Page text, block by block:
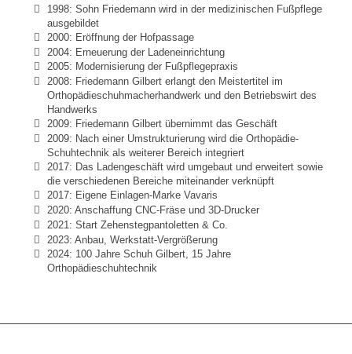
1998: Sohn Friedemann wird in der medizinischen Fußpflege
ausgebildet
2000: Eröffnung der Hofpassage
2004: Erneuerung der Ladeneinrichtung
2005: Modernisierung der Fußpflegepraxis
2008: Friedemann Gilbert erlangt den Meistertitel im
Orthopädieschuhmacherhandwerk und den Betriebswirt des
Handwerks
2009: Friedemann Gilbert übernimmt das Geschäft
2009: Nach einer Umstrukturierung wird die Orthopädie-
Schuhtechnik als weiterer Bereich integriert
2017: Das Ladengeschäft wird umgebaut und erweitert sowie
die verschiedenen Bereiche miteinander verknüpft
2017: Eigene Einlagen-Marke Vavaris
2020: Anschaffung CNC-Fräse und 3D-Drucker
2021: Start Zehenstegpantoletten & Co.
2023: Anbau, Werkstatt-Vergrößerung
2024: 100 Jahre Schuh Gilbert, 15 Jahre
Orthopädieschuhtechnik